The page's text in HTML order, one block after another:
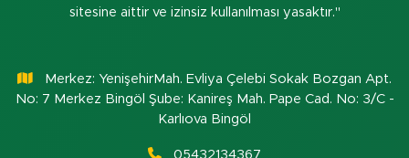
sitesine aittir ve izinsiz kullanılması yasaktır."
Merkez: YenişehirMah. Evliya Çelebi Sokak Bozgan Apt.
No: 7 Merkez Bingöl Şube: Kanireş Mah. Pape Cad. No: 3/C -
Karlıova Bingöl
05432134367